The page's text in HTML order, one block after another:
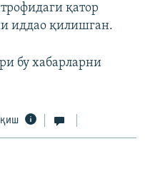
қатор
иддао қилишган.
бу хабарларни